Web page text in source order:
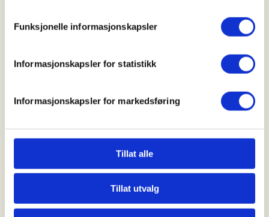
Funksjonelle informasjonskapsler
Informasjonskapsler for statistikk
Informasjonskapsler for markedsføring
Tillat alle
Tillat utvalg
Christian Krohgs Gate 10
0186 Oslo
Organisasjonsnummer 971 262 834
For presse
Turmat fra hele verden
Naturen som læringsarena